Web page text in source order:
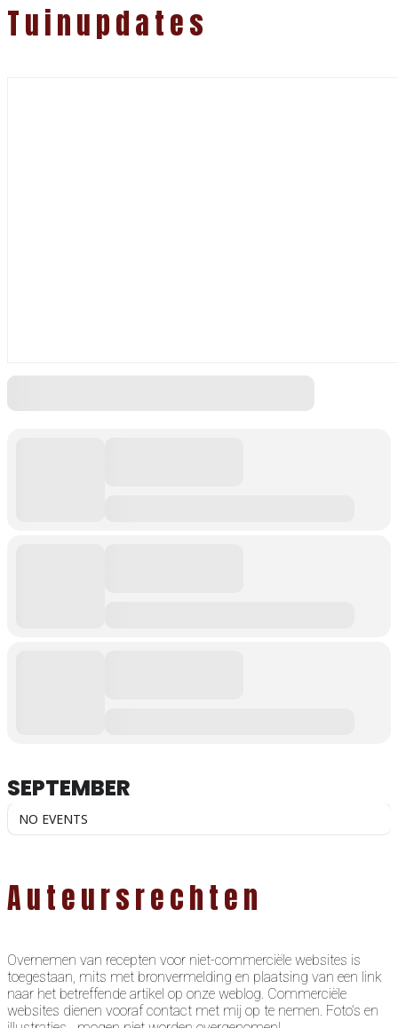
Tuinupdates
SEPTEMBER
NO EVENTS
Auteursrechten
Overnemen van recepten voor niet-commerciële websites is
toegestaan, mits met bronvermelding en plaatsing van een link
naar het betreffende artikel op onze weblog. Commerciële
websites dienen vooraf contact met mij op te nemen. Foto’s en